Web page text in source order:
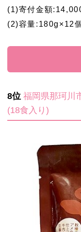
(1)寄付金額
(2)容量:180g×12
8位 福岡県那珂川
(18食入り)